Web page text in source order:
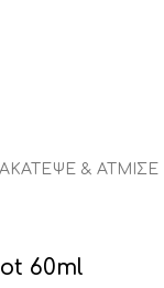
& ΑΤΜΙΣΕ
60ml